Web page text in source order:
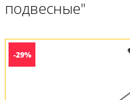
подвесные"
-29%